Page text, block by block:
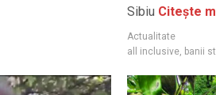
Sibiu Citește
Actualitate
all inclusive banii